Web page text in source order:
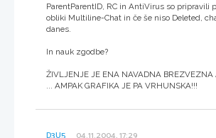
ParentParentID, RC in AntiVirus so pripravili
obliki Multiline-Chat in če še niso Deleted,
danes.
In nauk zgodbe?
ŽIVLJENJE JE ENA NAVADNA BREZVEZNA
... AMPAK GRAFIKA JE PA VRHUNSKA!!!